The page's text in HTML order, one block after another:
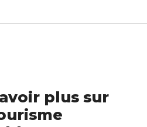
plus sur